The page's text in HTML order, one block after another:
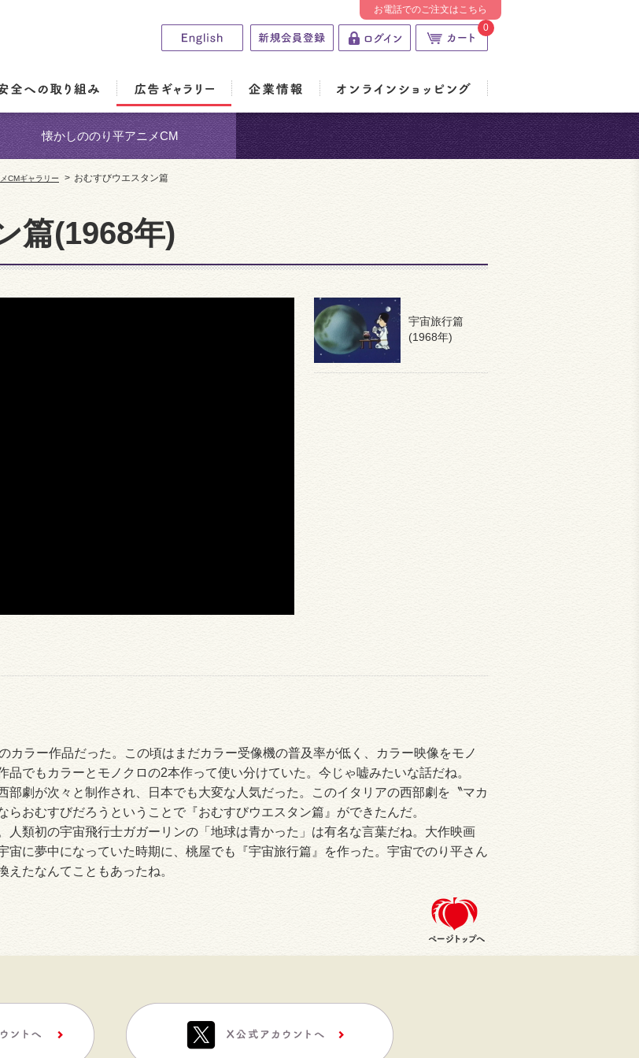
0
お電話でのご注文はこちら
懐かしののり平アニメCM
CMギャラリー > おむすびウエスタン篇
篇(1968年)
宇宙旅行篇
(1968年)
カラー作品だった。この頃はまだカラー受像機の普及率が低く、カラー映像をモノ
でもカラーとモノクロの2本作って使い分けていた。今じゃ嘘みたいな話だね。
部劇が次々と制作され、日本でも大変な人気だった。このイタリアの西部劇を〝マカ
おむすびだろうということで『おむすびウエスタン篇』ができたんだ。
人類初の宇宙飛行士ガガーリンの「地球は青かった」は有名な言葉だね。大作映画
宙に夢中になっていた時期に、桃屋でも『宇宙旅行篇』を作った。宇宙でのり平さん
たなんてこともあったね。